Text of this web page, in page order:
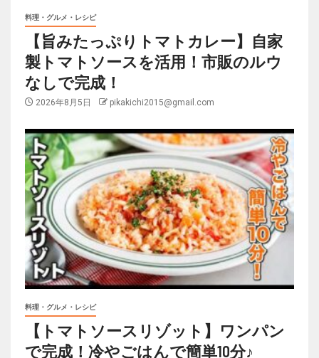
料理・グルメ・レシピ
【旨みたっぷりトマトカレー】自家
製トマトソースを活用！市販のルウ
なしで完成！
2026年8月5日 pikakichi2015@gmail.com
料理・グルメ・レシピ
【トマトソースリゾット】ワンパン
で完成！冷やごはんで簡単10分♪